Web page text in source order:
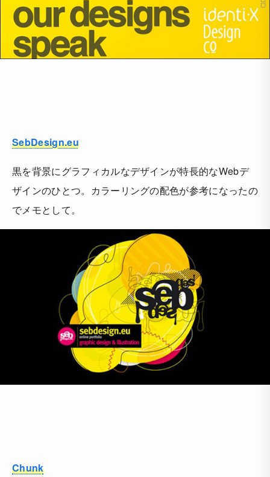
SebDesign.eu
黒を背景にグラフィカルなデザインが特長的なWebデ
ザインのひとつ。カラーリングの配色が参考になったの
でメモとして。
Chunk